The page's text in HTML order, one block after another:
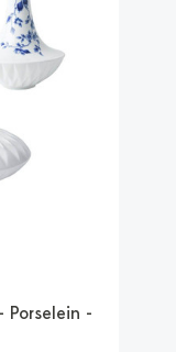
Porselein -